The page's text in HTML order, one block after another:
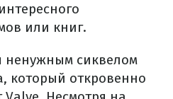
или книг.
ненужным сиквелом
который откровенно